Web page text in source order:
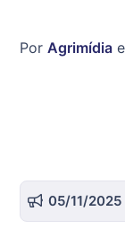
Por Agrimídia
05/11/